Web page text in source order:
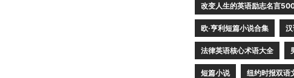
改变人生的英语励志名言
欧·亨利短篇小说合集
法律英语核心术语大全
短篇小说 纽约时报双语